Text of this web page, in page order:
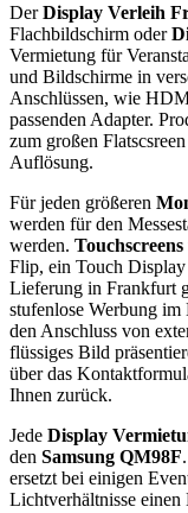
DerDisplay Verleih
Flachbildschirm oder
Vermietung für
und Bildschirme in
Anschlüssen, wie
passenden Adapter.
zum großen
Auflösung.
Für jeden größeren
werden für den
werden. Touchscreens
Flip, ein Touch
Lieferung in Frankfurt
stufenlose Werbung
den Anschluss von
flüssiges Bild
über das
Ihnen zurück.
Jede Display
den Samsung QM98F
ersetzt bei einigen
Lichtverhältnisse einen